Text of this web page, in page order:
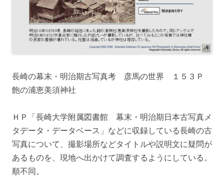
長崎の幕末・明治期古写真考 彦馬の世界 １５３Ｐ
飽の浦恵美須神社
ＨＰ「長崎大学附属図書館 幕末・明治期日本古写真メ
タデータ・データベース」などに収録している長崎の古
写真について、撮影場所などタイトルや説明文に疑問が
あるものを、現地へ出かけて調査するようにしている。
順不同。